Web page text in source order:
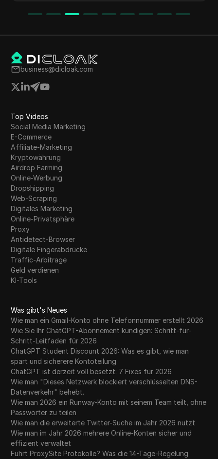
business@dicloak.com
Top Videos
Social Media Marketing
E-Commerce
Affiliate-Marketing
Kryptowährung
Airdrop Farming
Online-Werbung
Dropshipping
Web-Scraping
Digitales Marketing
Online-Privatsphäre
Proxy
Antidetect-Browser
Digitale Fingerabdrücke
Traffic-Arbitrage
Geld verdienen
KI-Tools
Was gibt's Neues
Wie man ein Gmail-Konto ohne Telefonnummer erstellt 2026
Wie Sie Ihr ChatGPT-Abonnement kündigen: Schritt-für-
Schritt-Leitfaden für 2026
ChatGPT Student Discount 2026: Was es gibt, wie man
spart und sicherere Kontoteilung
ChatGPT ist derzeit voll besetzt: 7 Fixes für 2026
Wie man "Dieses Netzwerk blockiert verschlüsselten DNS-
Datenverkehr" behebt.
Wie man 2026 ein Runway-Konto mit seinem Team teilt, ohne
Passwörter zu teilen
Wie man die erweiterte Twitter-Suche im Jahr 2026 nutzt
Wie man im Jahr 2026 mehrere Online-Konten sicher und
effizient verwaltet
Führt ProxySite Protokolle? Was die 14-Tage-Regelung